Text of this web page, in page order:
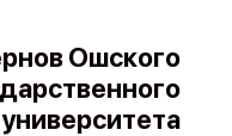
Ошского
университета